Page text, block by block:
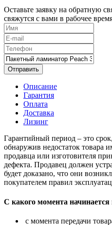
Оставьте заявку на обратную
свяжутся с вами в рабочее
Отправить
Описание
Гарантия
Оплата
Доставка
Лизинг
Гарантийный период – это
обнаружив недостаток товара
продавца или изготовителя
дефекта. Продавец должен
будет доказано, что они
покупателем правил
С какого момента начинается
с момента передачи